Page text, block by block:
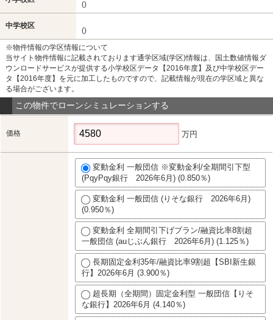
()
中学校区
()
※物件情報の学区情報について
当サイト物件情報に記載されております通学区域(学区)情報は、国土数値情報ダ
ウンロードサービスが提供する小学校区データ【2016年度】及び中学校区デー
タ【2016年度】を元に加工したものですので、記載情報が現在の学区域と異な
る場合がございます。
この物件でローンシミュレーションする
価格 万円
変動金利 一般団信 ※変動金利/全期間引下型
(PqyPqy銀行 2026年6月) (0.850％)
変動金利 一般団信 (りそな銀行 2026年6月)
(0.950％)
変動金利 全期間引下げプラン/融資比率8割超
一般団信 (auじぶん銀行 2026年6月) (1.125％)
長期固定金利35年/融資比率9割超【SBI新生銀
行】2026年6月 (3.900％)
超長期（全期間）固定金利型 一般団信【りそ
な銀行】2026年6月 (4.140％)